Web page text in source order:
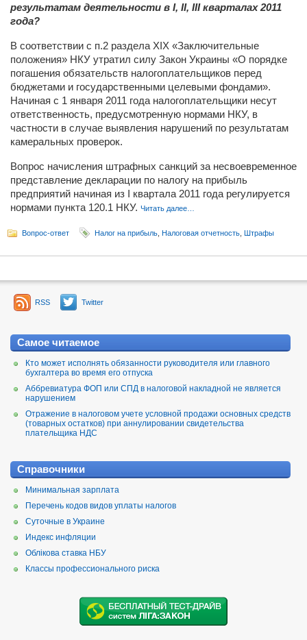
результатам деятельности в I, II, III кварталах 2011
года?
В соответствии с п.2 раздела ХІХ «Заключительные
положения» НКУ утратил силу Закон Украины «О порядке
погашения обязательств налогоплательщиков перед
бюджетами и государственными целевыми фондами».
Начиная с 1 января 2011 года налогоплательщики несут
ответственность, предусмотренную нормами НКУ, в
частности в случае выявления нарушений по результатам
камеральных проверок.
Вопрос начисления штрафных санкций за несвоевременное
представление декларации по налогу на прибыль
предприятий начиная из I квартала 2011 года регулируется
нормами пункта 120.1 НКУ. Читать далее…
Вопрос-ответ Налог на прибыль Налоговая отчетность Штрафы
RSS Twitter
Самое читаемое
Кто может исполнять обязанности руководителя или главного
бухгалтера во время его отпуска
Аббревиатура ФОП или СПД в налоговой накладной не является
нарушением
Отражение в налоговом учете условной продажи основных средств
(товарных остатков) при аннулировании свидетельства
плательщика НДС
Справочники
Минимальная зарплата
Перечень кодов видов уплаты налогов
Суточные в Украине
Индекс инфляции
Облікова ставка НБУ
Классы профессионального риска